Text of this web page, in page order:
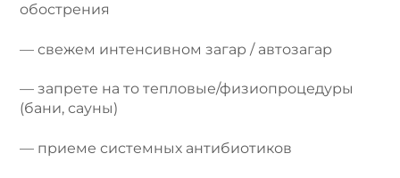
обострения
— свежем интенсивном загар / автозагар
— запрете на то тепловые/физиопроцедуры
(бани, сауны)
— приеме системных антибиотиков